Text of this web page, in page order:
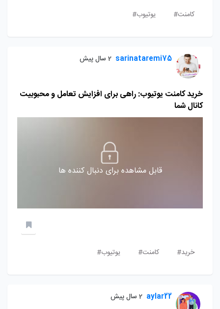
کامنت# یوتیوب#
sarinataremi75 2 سال پیش
خرید کامنت یوتیوب: راهی برای افزایش تعامل و محبوبیت
کانال شما
قابل مشاهده برای دنبال کننده ها
خرید# کامنت# یوتیوب#
aylar22 2 سال پیش